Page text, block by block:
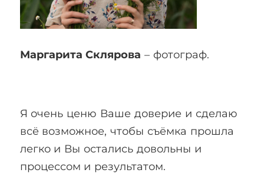
Маргарита Склярова – фотограф.
Я очень ценю Ваше доверие и сделаю
всё возможное, чтобы съёмка прошла
легко и Вы остались довольны и
процессом и результатом.